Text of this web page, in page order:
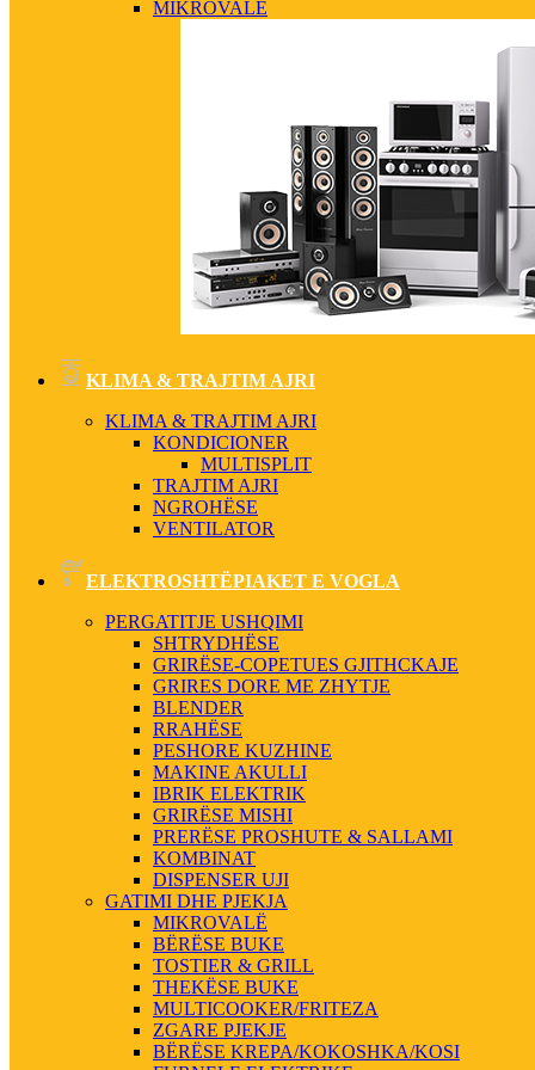
MIKROVALË
KLIMA & TRAJTIM AJRI
KLIMA & TRAJTIM AJRI
KONDICIONER
MULTISPLIT
TRAJTIM AJRI
NGROHËSE
VENTILATOR
ELEKTROSHTËPIAKET E VOGLA
PERGATITJE USHQIMI
SHTRYDHËSE
GRIRËSE-COPETUES GJITHCKAJE
GRIRES DORE ME ZHYTJE
BLENDER
RRAHËSE
PESHORE KUZHINE
MAKINE AKULLI
IBRIK ELEKTRIK
GRIRËSE MISHI
PRERËSE PROSHUTE & SALLAMI
KOMBINAT
DISPENSER UJI
GATIMI DHE PJEKJA
MIKROVALË
BËRËSE BUKE
TOSTIER & GRILL
THEKËSE BUKE
MULTICOOKER/FRITEZA
ZGARE PJEKJE
BËRËSE KREPA/KOKOSHKA/KOSI